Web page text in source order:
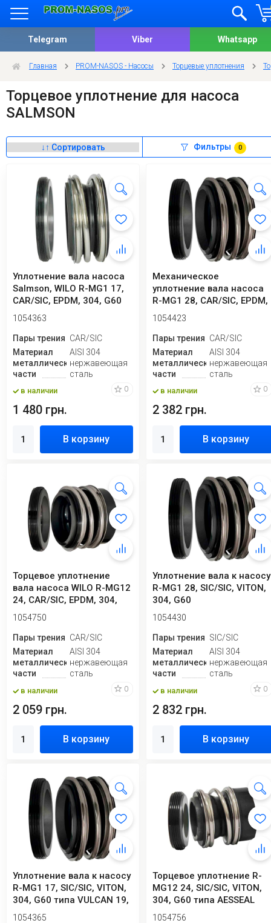
Telegram Viber Whatsapp
Главная PROM-NASOS - Насосы Торцевые уплотнения
Торцевое уплотнение для насоса
SALMSON
Фильтры 0
Уплотнение вала насоса
Salmson, WILO R-MG1 17,
CAR/SIC, EPDM, 304, G60
1054363
Пары трения CAR/SIC
Материал
металлической
части
AISI 304
нержавеющая
сталь
в наличии 0
1 480 грн.
В корзину
Механическое
уплотнение вала насоса
R-MG1 28, CAR/SIC, EPDM,
304, G60
1054423
Пары трения CAR/SIC
Материал
металлической
части
AISI 304
нержавеющая
сталь
в наличии 0
2 382 грн.
В корзину
Торцевое уплотнение
вала насоса WILO R-MG12
24, CAR/SIC, EPDM, 304,
G60
1054750
Пары трения CAR/SIC
Материал
металлической
части
AISI 304
нержавеющая
сталь
в наличии 0
2 059 грн.
В корзину
Уплотнение вала к насосу
R-MG1 28, SIC/SIC, VITON,
304, G60
1054430
Пары трения SIC/SIC
Материал
металлической
части
AISI 304
нержавеющая
сталь
в наличии 0
2 832 грн.
В корзину
Уплотнение вала к насосу
R-MG1 17, SIC/SIC, VITON,
304, G60 типа VULCAN 19,
R...
1054365
Торцевое уплотнение R-
MG12 24, SIC/SIC, VITON,
304, G60 типа AESSEAL
B012, B0...
1054756